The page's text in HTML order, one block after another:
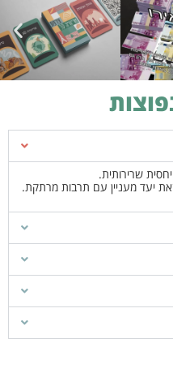
שרירותית.
זאת יעד מעניין עם תרבות מרתקת.